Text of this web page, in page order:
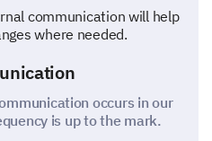
communication will help
where needed.
occurs in our
is up to the mark.